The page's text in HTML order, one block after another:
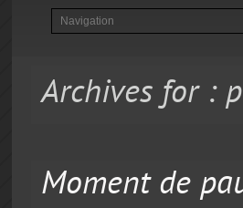
Archives for :
Moment de